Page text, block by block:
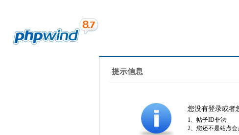
提示信息
您没有登录或者
1、帖子ID非法
2、您还不是站点